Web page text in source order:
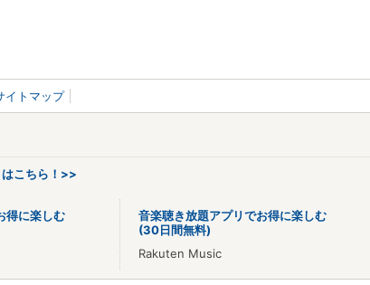
イトマップ
はこちら！>>
得に楽しむ
音楽聴き放題アプリでお得に楽しむ
(30日間無料)
Rakuten Music